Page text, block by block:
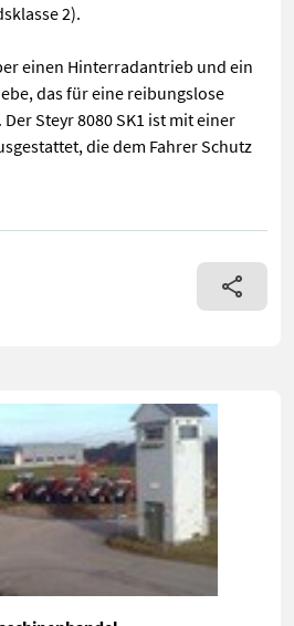
2).
einen Hinterradantrieb und ein
das für eine reibungslose
Steyr 8080 SK1 ist mit einer
die dem Fahrer Schutz
aus dem Baujahr 1982